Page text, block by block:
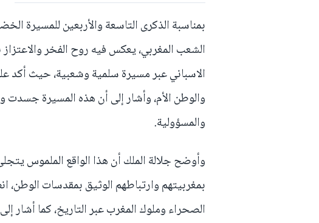
بمناسبة الذكرى التاسعة والأربعين للمسيرة
الشعب المغربي، يعكس فيه روح الفخر
الاسباني عبر مسيرة سلمية وشعبية، حيث أكد
والوطن الأم، وأشار إلى أن هذه المسيرة جسدت
والمسؤولية.
وأوضح جلالة الملك أن هذا الواقع الملموس
بمغربيتهم وارتباطهم الوثيق بمقدسات الوطن،
الصحراء وملوك المغرب عبر التاريخ، كما أشار